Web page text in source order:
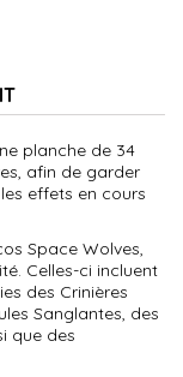
planche de 34
afin de garder
effets en cours
Space Wolves,
Celles-ci incluent
des Crinières
Sanglantes, des
que des